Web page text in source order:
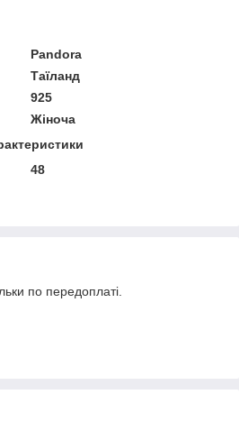
Pandora
Таїланд
925
Жіноча
48
по передоплаті.